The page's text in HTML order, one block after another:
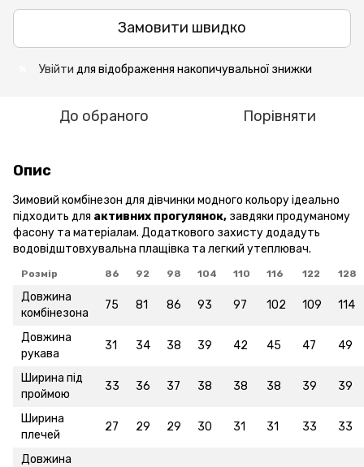
Замовити швидко
Увійти для відображення накопичувальної знижки
До обраного Порівняти
Опис
Зимовий комбінезон для дівчинки модного кольору ідеально
підходить для активних прогулянок, завдяки продуманому
фасону та матеріалам. Додаткового захисту додадуть
водовідштовхувальна плащівка та легкий утеплювач.
Розмір 86 92 98 104 110 116 122 128
Довжина
комбінезона
75 81 86 93 97 102 109 114
Довжина
рукава
31 34 38 39 42 45 47 49
Ширина під
проймою
33 36 37 38 38 38 39 39
Ширина
плечей
27 29 29 30 31 31 33 33
Довжина